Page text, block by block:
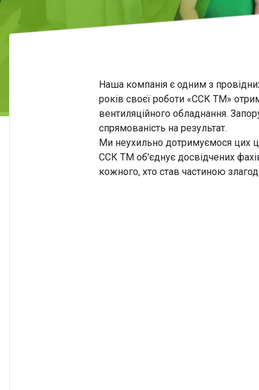
Наша компанія є одним з
років своєї роботи «ССК ТМ»
вентиляційного обладнання.
спрямованість на результат.
Ми неухильно дотримуємося цих
ССК ТМ об'єднує досвідчених
кожного, хто став частиною